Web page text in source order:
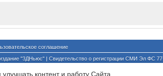
соглашение
"3ДНьюс" | Свидетельство о регистрации СМИ Эл ФС
контент и работу Cайта.